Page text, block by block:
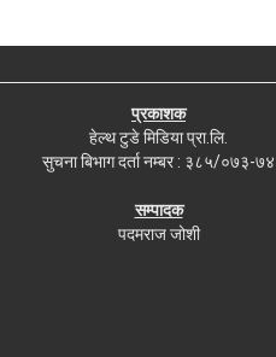
प्रकाशक
हेल्थ टुडे मिडिया प्रा.लि.
सुचना बिभाग दर्ता नम्बर : ३८५/०७३-७४
सम्पादक
पदमराज जोशी